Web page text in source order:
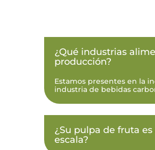
¿Qué industrias
producción?
Estamos presentes en la
industria de bebidas
¿Su pulpa de fruta
escala?